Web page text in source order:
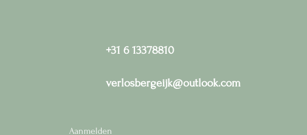
+31 6 13378810
verlosbergeijk@outlook.com
Aanmelden